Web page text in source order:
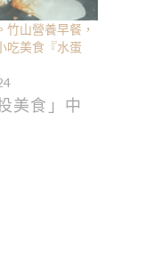
竹山營養早餐，
吃美食『水蛋
美食」中